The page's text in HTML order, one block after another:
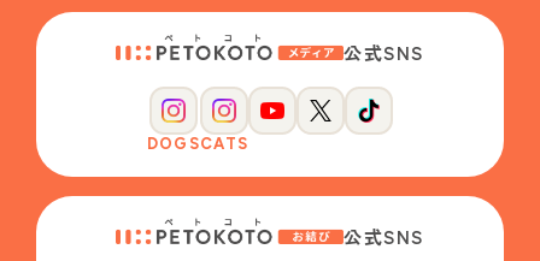
公式SNS
DOGSCATS
公式SNS